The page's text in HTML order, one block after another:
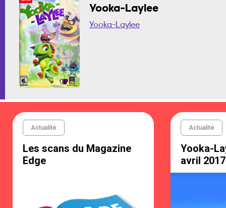
Yooka-Laylee
Yooka-Laylee
Actualité
Les scans du Magazine
Edge
Actualité
Yooka-
avril 2017